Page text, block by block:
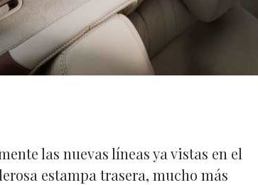
las nuevas líneas ya vistas en el
estampa trasera, mucho más